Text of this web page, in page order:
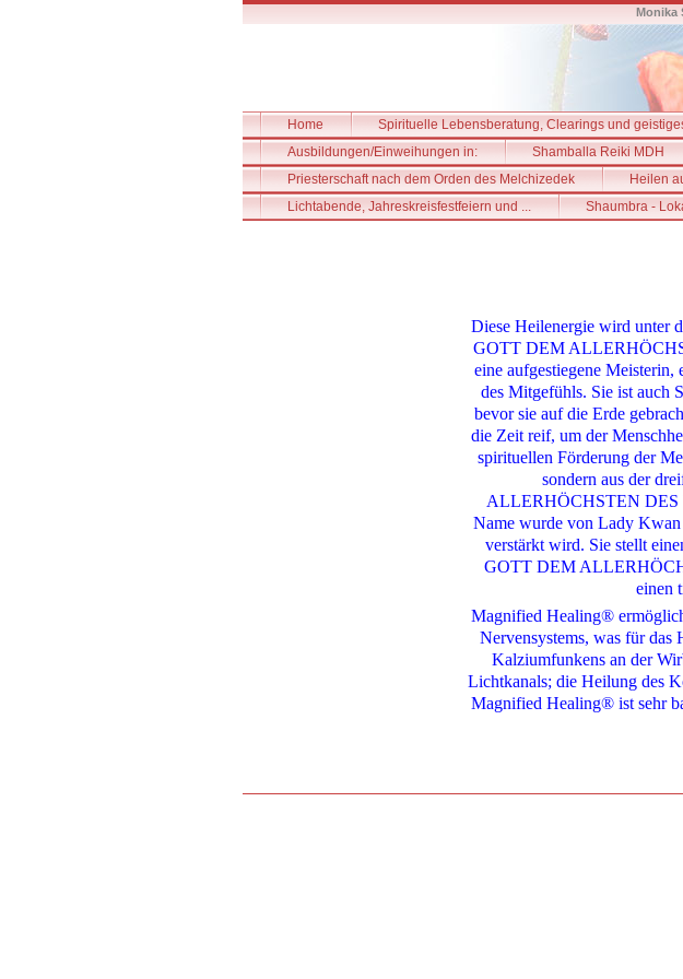
Monika
Home Spirituelle Lebensberatung, Clearings und
Ausbildungen/Einweihungen in:
Shamballa Reiki MDH
Priesterschaft nach dem Orden des Melchizedek
Heilen
Lichtabende, Jahreskreisfestfeiern und ...
Shaumbra -
Diese Heilenergie wird unter
GOTT DEM
eine aufgestiegene Meisterin,
des Mitgefühls. Sie ist auch
bevor sie auf die Erde
die Zeit reif, um der
spirituellen Förderung der
sondern aus der
ALLERHÖCHSTEN DES
Name wurde von Lady Kwan
verstärkt wird. Sie stellt
GOTT DEM
einen
Magnified Healing®
Nervensystems, was für das
Kalziumfunkens an der
Lichtkanals; die Heilung des
Magnified Healing®ist sehr